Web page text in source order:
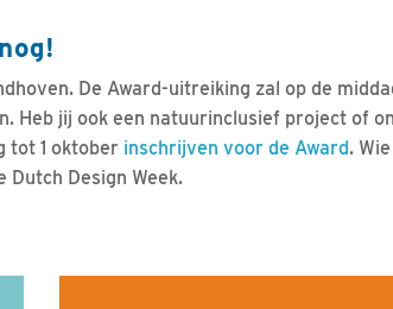
De Award-uitreiking zal op de
Heb jij ook een natuurinclusief project of
tot 1 oktober inschrijven voor de Award.
Design Week.